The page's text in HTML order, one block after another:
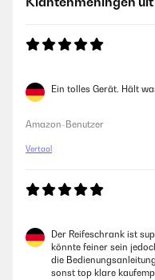
Ein tolles Gerät. Hält
Amazon-Benutzer
Vertaal
Der Reifeschrank ist
könnte feiner sein
die
sonst top klare